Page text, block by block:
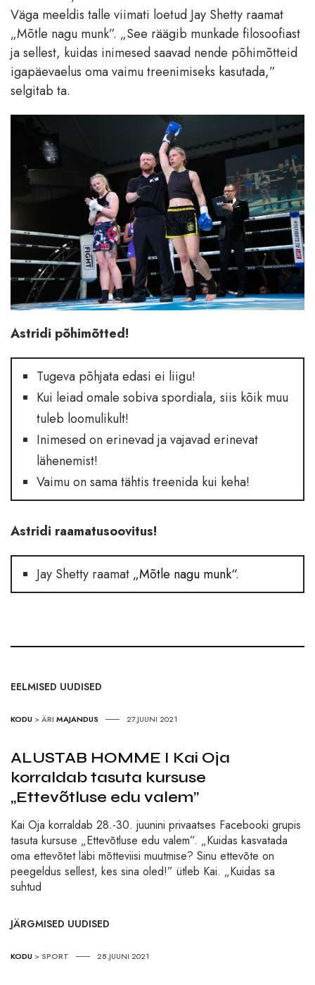
Väga meeldis talle viimati loetud Jay Shetty raamat
„Mõtle nagu munk”. „See räägib munkade filosoofiast
ja sellest, kuidas inimesed saavad nende põhimõtteid
igapäevaelus oma vaimu treenimiseks kasutada,”
selgitab ta.
Astridi põhimõtted!
Tugeva põhjata edasi ei liigu!
Kui leiad omale sobiva spordiala, siis kõik muu
tuleb loomulikult!
Inimesed on erinevad ja vajavad erinevat
lähenemist!
Vaimu on sama tähtis treenida kui keha!
Astridi raamatusoovitus!
Jay Shetty raamat „Mõtle nagu munk“.
EELMISED UUDISED
KODU >ÄRI MAJANDUS 27.JUUNI 2021
ALUSTAB HOMME I Kai Oja
korraldab tasuta kursuse
„Ettevõtluse edu valem”
Kai Oja korraldab 28.-30. juunini privaatses Facebooki grupis
tasuta kursuse „Ettevõtluse edu valem”. „Kuidas kasvatada
oma ettevõtet läbi mõtteviisi muutmise? Sinu ettevõte on
peegeldus sellest, kes sina oled!” ütleb Kai. „Kuidas sa
suhtud
JÄRGMISED UUDISED
KODU > SPORT 28.JUUNI 2021